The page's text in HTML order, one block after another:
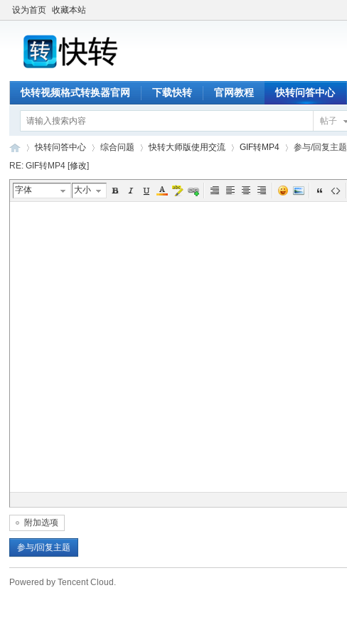
设为首页 收藏本站
快转视频格式转换器官网 下载快转 官网教程 快转问答中心
帖子
用
快转问答中心 综合问题 快转大师版使用交流 GIF转MP4
参与/回复主题
RE: GIF转MP4 [修改]
字体 大小
附加选项
参与/回复主题
Powered by Tencent Cloud.